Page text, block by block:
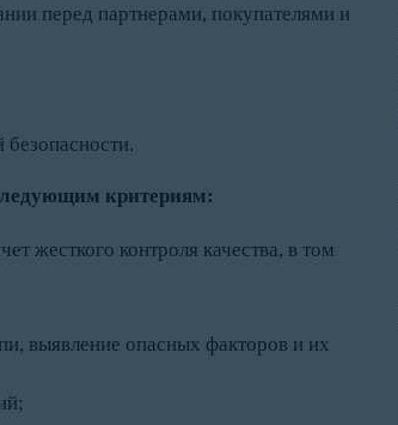
перед партнерами, покупателями и
критериям:
жесткого контроля качества, в том
выявление опасных факторов и их